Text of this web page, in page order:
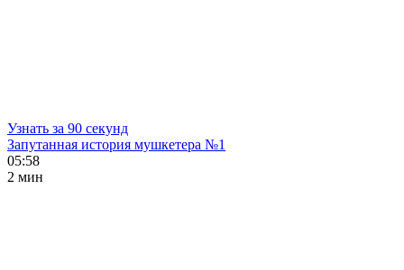
Узнать за 90 секунд
Запутанная история мушкетера №1
05:58
2 мин